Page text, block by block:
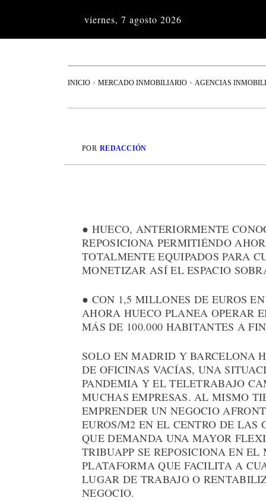
viernes, 7 agosto 2026
INICIO MERCADO INMOBILIARIO AGENCIAS
POR REDACCIÓN
● HUECO, ANTERIORMENTE
REPOSICIONA PERMITIÉNDO
TOTALMENTE EQUIPADOS PARA
MONETIZAR ASÍ EL ESPACIO
● CON 1,5 MILLONES DE EUROS
AHORA HUECO PLANEA OPERAR
MÁS DE 100.000 HABITANTES A
SOLO EN MADRID Y BARCELONA
DE OFICINAS VACÍAS, UNA
PANDEMIA Y EL TELETRABAJO
MUCHAS EMPRESAS. AL MISMO
EMPRENDER UN NEGOCIO
EUROS/M2 EN EL CENTRO DE
QUE DEMANDA UNA MAYOR
TRIBUAPP SE REPOSICIONA EN
PLATAFORMA QUE FACILITA A
LUGAR DE TRABAJO O
NEGOCIO.